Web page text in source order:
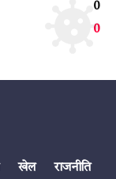
0
0
खेल
राजनीति